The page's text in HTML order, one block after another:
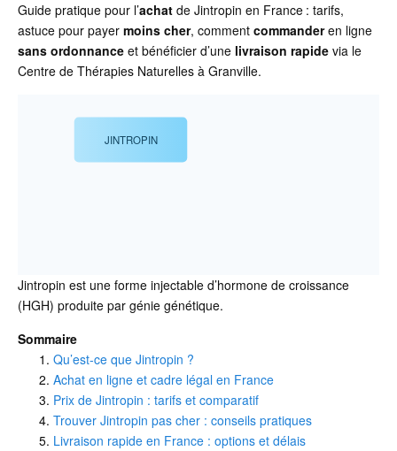
Guide pratique pour l’achat de Jintropin en France : tarifs,
astuce pour payer moins cher, comment commanderen ligne
sans ordonnance et bénéficier d’une livraison rapide via le
Centre de Thérapies Naturelles à Granville.
JINTROPIN
Jintropin est une forme injectable d’hormone de croissance
(HGH) produite par génie génétique.
Sommaire
Qu’est-ce que Jintropin ?
Achat en ligne et cadre légal en France
Prix de Jintropin : tarifs et comparatif
Trouver Jintropin pas cher : conseils pratiques
Livraison rapide en France : options et délais